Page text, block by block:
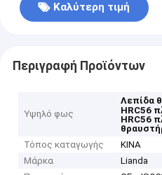
Καλύτερη τιμή
Περιγραφή Προϊόντων
Υψηλό φως
Λεπίδα
HRC56
HRC56
Τόπος καταγωγής
ΚΙΝΑ
Μάρκα
Lianda